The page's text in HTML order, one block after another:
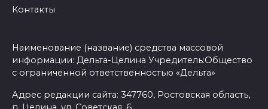
Контакты
Наименование (название) средства массовой
информации: Дельта-Целина Учредитель:Общество
с ограниченной ответственностью «Дельта»
Адрес редакции сайта: 347760, Ростовская область,